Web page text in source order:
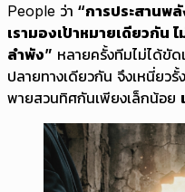
People ว่า “การประสานพ
เรามองเป้าหมายเดียวกัน
ลำพัง” หลายครั้งทีมไม่ได้ขัด
ปลายทางเดียวกัน จึงเหนี่ยว
พายสวนทิศกันเพียงเล็กน้อย